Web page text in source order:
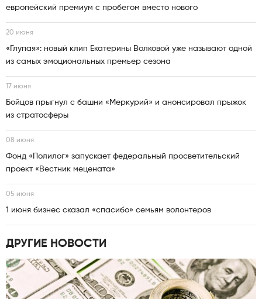
европейский премиум с пробегом вместо нового
20 июня
«Глупая»: новый клип Екатерины Волковой уже называют одной
из самых эмоциональных премьер сезона
17 июня
Бойцов прыгнул с башни «Меркурий» и анонсировал прыжок
из стратосферы
08 июня
Фонд «Полилог» запускает федеральный просветительский
проект «Вестник мецената»
05 июня
1 июня бизнес сказал «спасибо» семьям волонтеров
ДРУГИЕ НОВОСТИ